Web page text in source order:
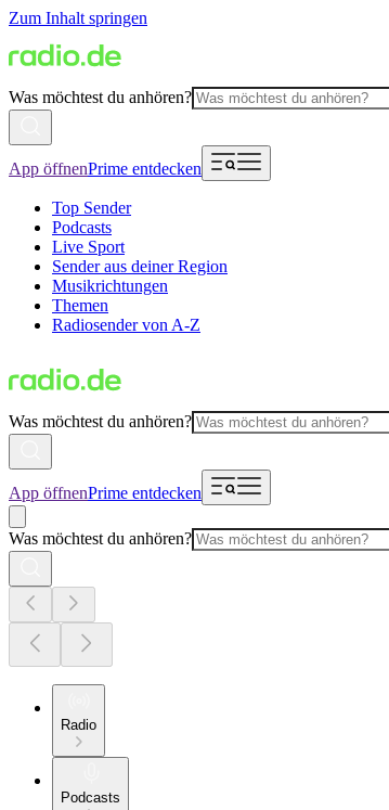
Zum Inhalt springen
Was möchtest du anhören?
App öffnenPrime entdecken
Top Sender
Podcasts
Live Sport
Sender aus deiner Region
Musikrichtungen
Themen
Radiosender von A-Z
Was möchtest du anhören?
App öffnenPrime entdecken
Was möchtest du anhören?
Radio
Podcasts